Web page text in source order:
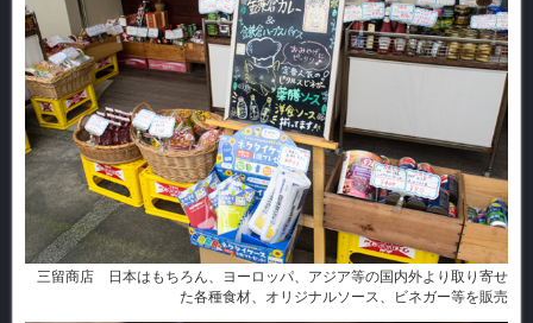
三留商店 日本はもちろん、ヨーロッパ、アジア等の国内外より取り寄せ
た各種食材、オリジナルソース、ビネガー等を販売